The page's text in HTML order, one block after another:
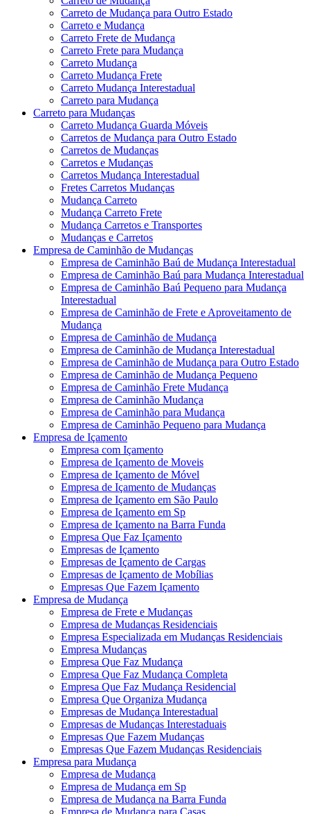
Carreto de Mudança para Outro Estado
Carreto e Mudança
Carreto Frete de Mudança
Carreto Frete para Mudança
Carreto Mudança
Carreto Mudança Frete
Carreto Mudança Interestadual
Carreto para Mudança
Carreto para Mudanças
Carreto Mudança Guarda Móveis
Carretos de Mudança para Outro Estado
Carretos de Mudanças
Carretos e Mudanças
Carretos Mudança Interestadual
Fretes Carretos Mudanças
Mudança Carreto
Mudança Carreto Frete
Mudança Carretos e Transportes
Mudanças e Carretos
Empresa de Caminhão de Mudanças
Empresa de Caminhão Baú de Mudança Interestadual
Empresa de Caminhão Baú para Mudança Interestadual
Empresa de Caminhão Baú Pequeno para Mudança
Interestadual
Empresa de Caminhão de Frete e Aproveitamento de
Mudança
Empresa de Caminhão de Mudança
Empresa de Caminhão de Mudança Interestadual
Empresa de Caminhão de Mudança para Outro Estado
Empresa de Caminhão de Mudança Pequeno
Empresa de Caminhão Frete Mudança
Empresa de Caminhão Mudança
Empresa de Caminhão para Mudança
Empresa de Caminhão Pequeno para Mudança
Empresa de Içamento
Empresa com Içamento
Empresa de Içamento de Moveis
Empresa de Içamento de Móvel
Empresa de Içamento de Mudanças
Empresa de Içamento em São Paulo
Empresa de Içamento em Sp
Empresa de Içamento na Barra Funda
Empresa Que Faz Içamento
Empresas de Içamento
Empresas de Içamento de Cargas
Empresas de Içamento de Mobílias
Empresas Que Fazem Içamento
Empresa de Mudança
Empresa de Frete e Mudanças
Empresa de Mudanças Residenciais
Empresa Especializada em Mudanças Residenciais
Empresa Mudanças
Empresa Que Faz Mudança
Empresa Que Faz Mudança Completa
Empresa Que Faz Mudança Residencial
Empresa Que Organiza Mudança
Empresas de Mudança Interestadual
Empresas de Mudanças Interestaduais
Empresas Que Fazem Mudanças
Empresas Que Fazem Mudanças Residenciais
Empresa para Mudança
Empresa de Mudança
Empresa de Mudança em Sp
Empresa de Mudança na Barra Funda
Empresa de Mudança para Casas